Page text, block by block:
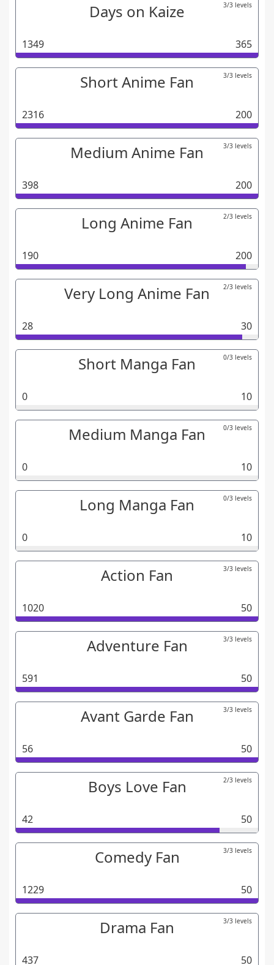
Days on Kaize 3/3 levels
1349 365
Short Anime Fan 3/3 levels
2316 200
Medium Anime Fan 3/3 levels
398 200
Long Anime Fan 2/3 levels
190 200
Very Long Anime Fan 2/3 levels
28 30
Short Manga Fan 0/3 levels
0 10
Medium Manga Fan 0/3 levels
0 10
Long Manga Fan 0/3 levels
0 10
Action Fan 3/3 levels
1020 50
Adventure Fan 3/3 levels
591 50
Avant Garde Fan 3/3 levels
56 50
Boys Love Fan 2/3 levels
42 50
Comedy Fan 3/3 levels
1229 50
Drama Fan 3/3 levels
437 50